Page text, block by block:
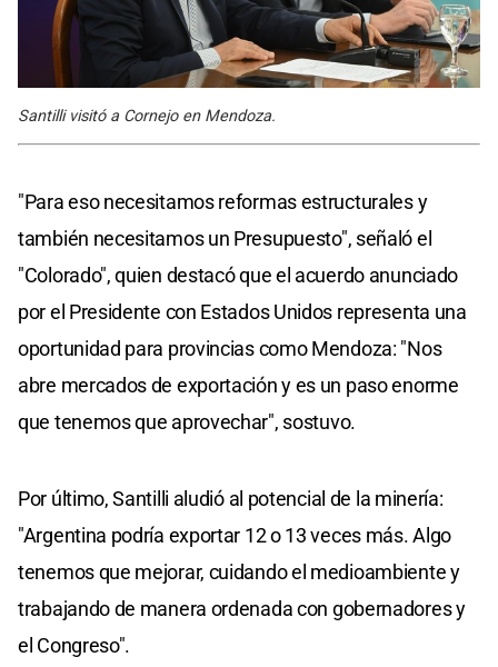
Santilli visitó a Cornejo en Mendoza.
"Para eso necesitamos reformas estructurales y
también necesitamos un Presupuesto", señaló el
"Colorado", quien destacó que el acuerdo anunciado
por el Presidente con Estados Unidos representa una
oportunidad para provincias como Mendoza: "Nos
abre mercados de exportación y es un paso enorme
que tenemos que aprovechar", sostuvo.
Por último, Santilli aludió al potencial de la minería:
"Argentina podría exportar 12 o 13 veces más. Algo
tenemos que mejorar, cuidando el medioambiente y
trabajando de manera ordenada con gobernadores y
el Congreso".